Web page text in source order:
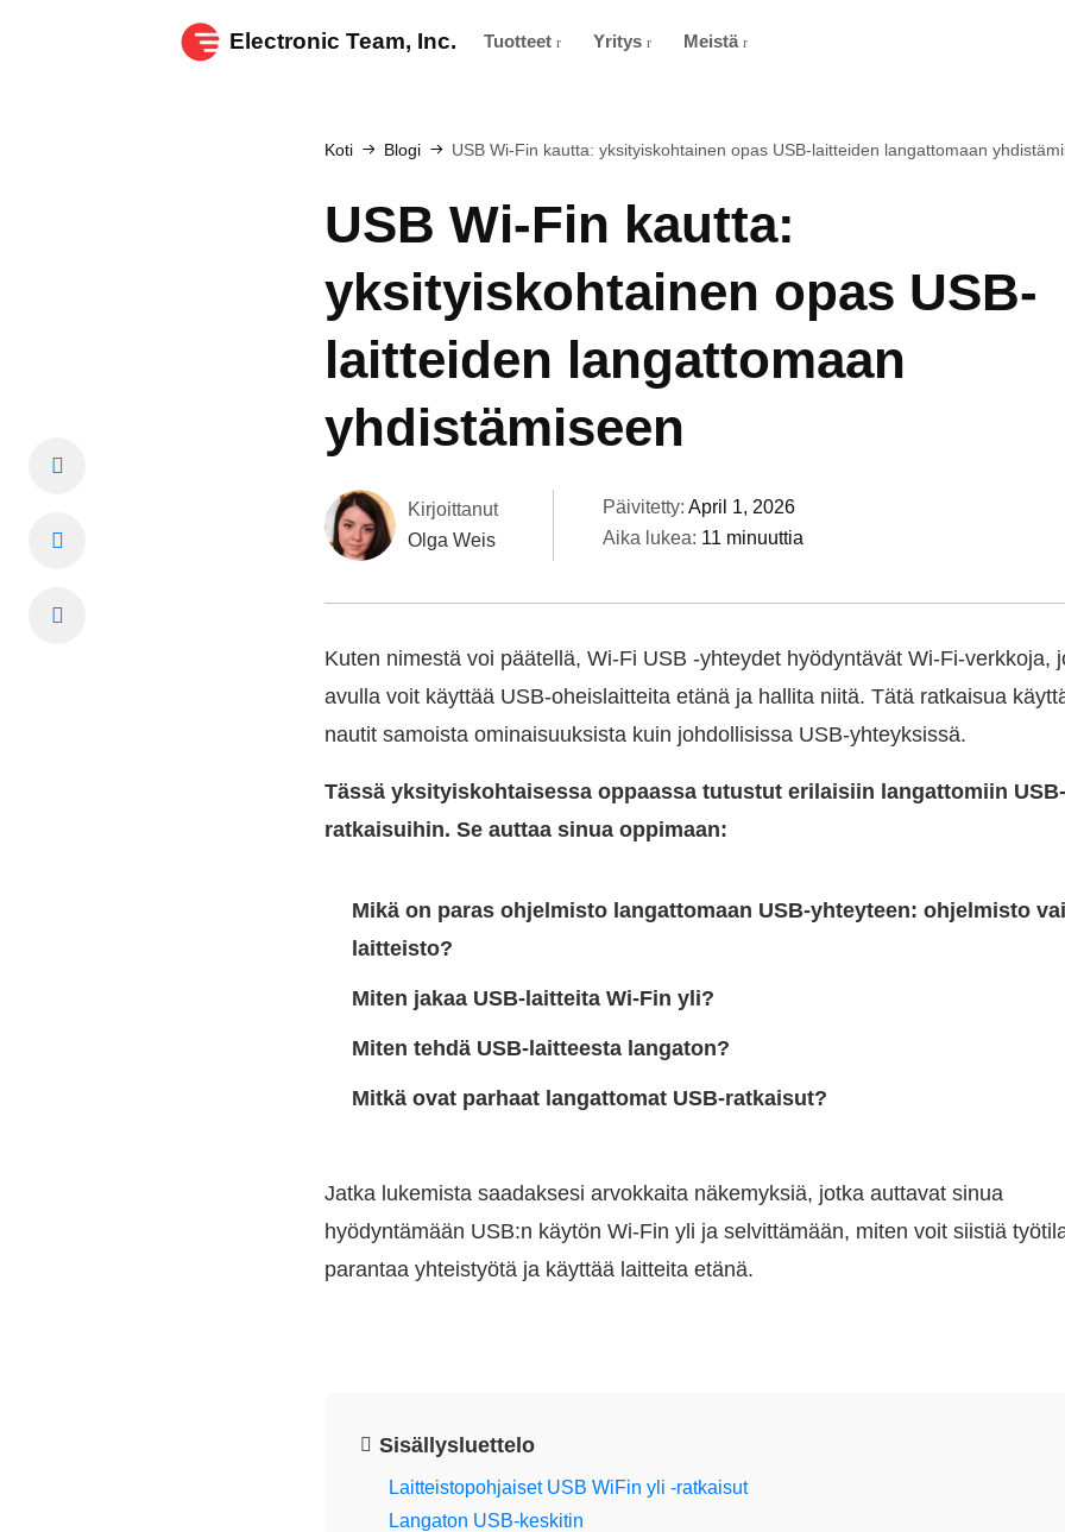
Electronic Team, Inc. Tuotteet Yritys Meistä
Koti Blogi USB Wi-Fin kautta: yksityiskohtainen opas USB-laitteiden langattomaan
USB Wi-Fin kautta:
yksityiskohtainen opas USB-
laitteiden langattomaan
yhdistämiseen
Kirjoittanut
Olga Weis
Päivitetty: April 1, 2026
Aika lukea: 11 minuuttia
Kuten nimestä voi päätellä, Wi-Fi USB -yhteydet hyödyntävät Wi-Fi-verkkoja,
avulla voit käyttää USB-oheislaitteita etänä ja hallita niitä. Tätä ratkaisua
nautit samoista ominaisuuksista kuin johdollisissa USB-yhteyksissä.
Tässä yksityiskohtaisessa oppaassa tutustut erilaisiin langattomiin USB-
ratkaisuihin. Se auttaa sinua oppimaan:
Mikä on paras ohjelmisto langattomaan USB-yhteyteen: ohjelmisto vai
laitteisto?
Miten jakaa USB-laitteita Wi-Fin yli?
Miten tehdä USB-laitteesta langaton?
Mitkä ovat parhaat langattomat USB-ratkaisut?
Jatka lukemista saadaksesi arvokkaita näkemyksiä, jotka auttavat sinua
hyödyntämään USB:n käytön Wi-Fin yli ja selvittämään, miten voit siistiä
parantaa yhteistyötä ja käyttää laitteita etänä.
Sisällysluettelo
Laitteistopohjaiset USB WiFin yli -ratkaisut
Langaton USB-keskitin